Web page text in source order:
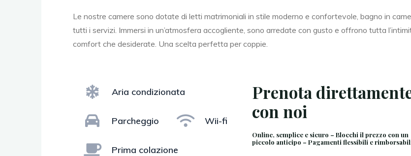
Le nostre camere sono dotate di letti matrimoniali in stile moderno e confortevole, bagno in
tutti i servizi. Immersi in un’atmosfera accogliente, sono arredate con gusto e offrono tutta
comfort che desiderate. Una scelta perfetta per coppie.
Aria condizionata
Parcheggio Wii-fi
Prima colazione
Prenota
con noi
Online, semplice e sicuro – Blocchi il prezzo con un
piccolo anticipo – Pagamenti flessibili e